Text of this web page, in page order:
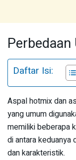
Daftar Isi:
Aspal hotmix dan
yang umum
memiliki beberapa
di antara keduanya
dan karakteristik.